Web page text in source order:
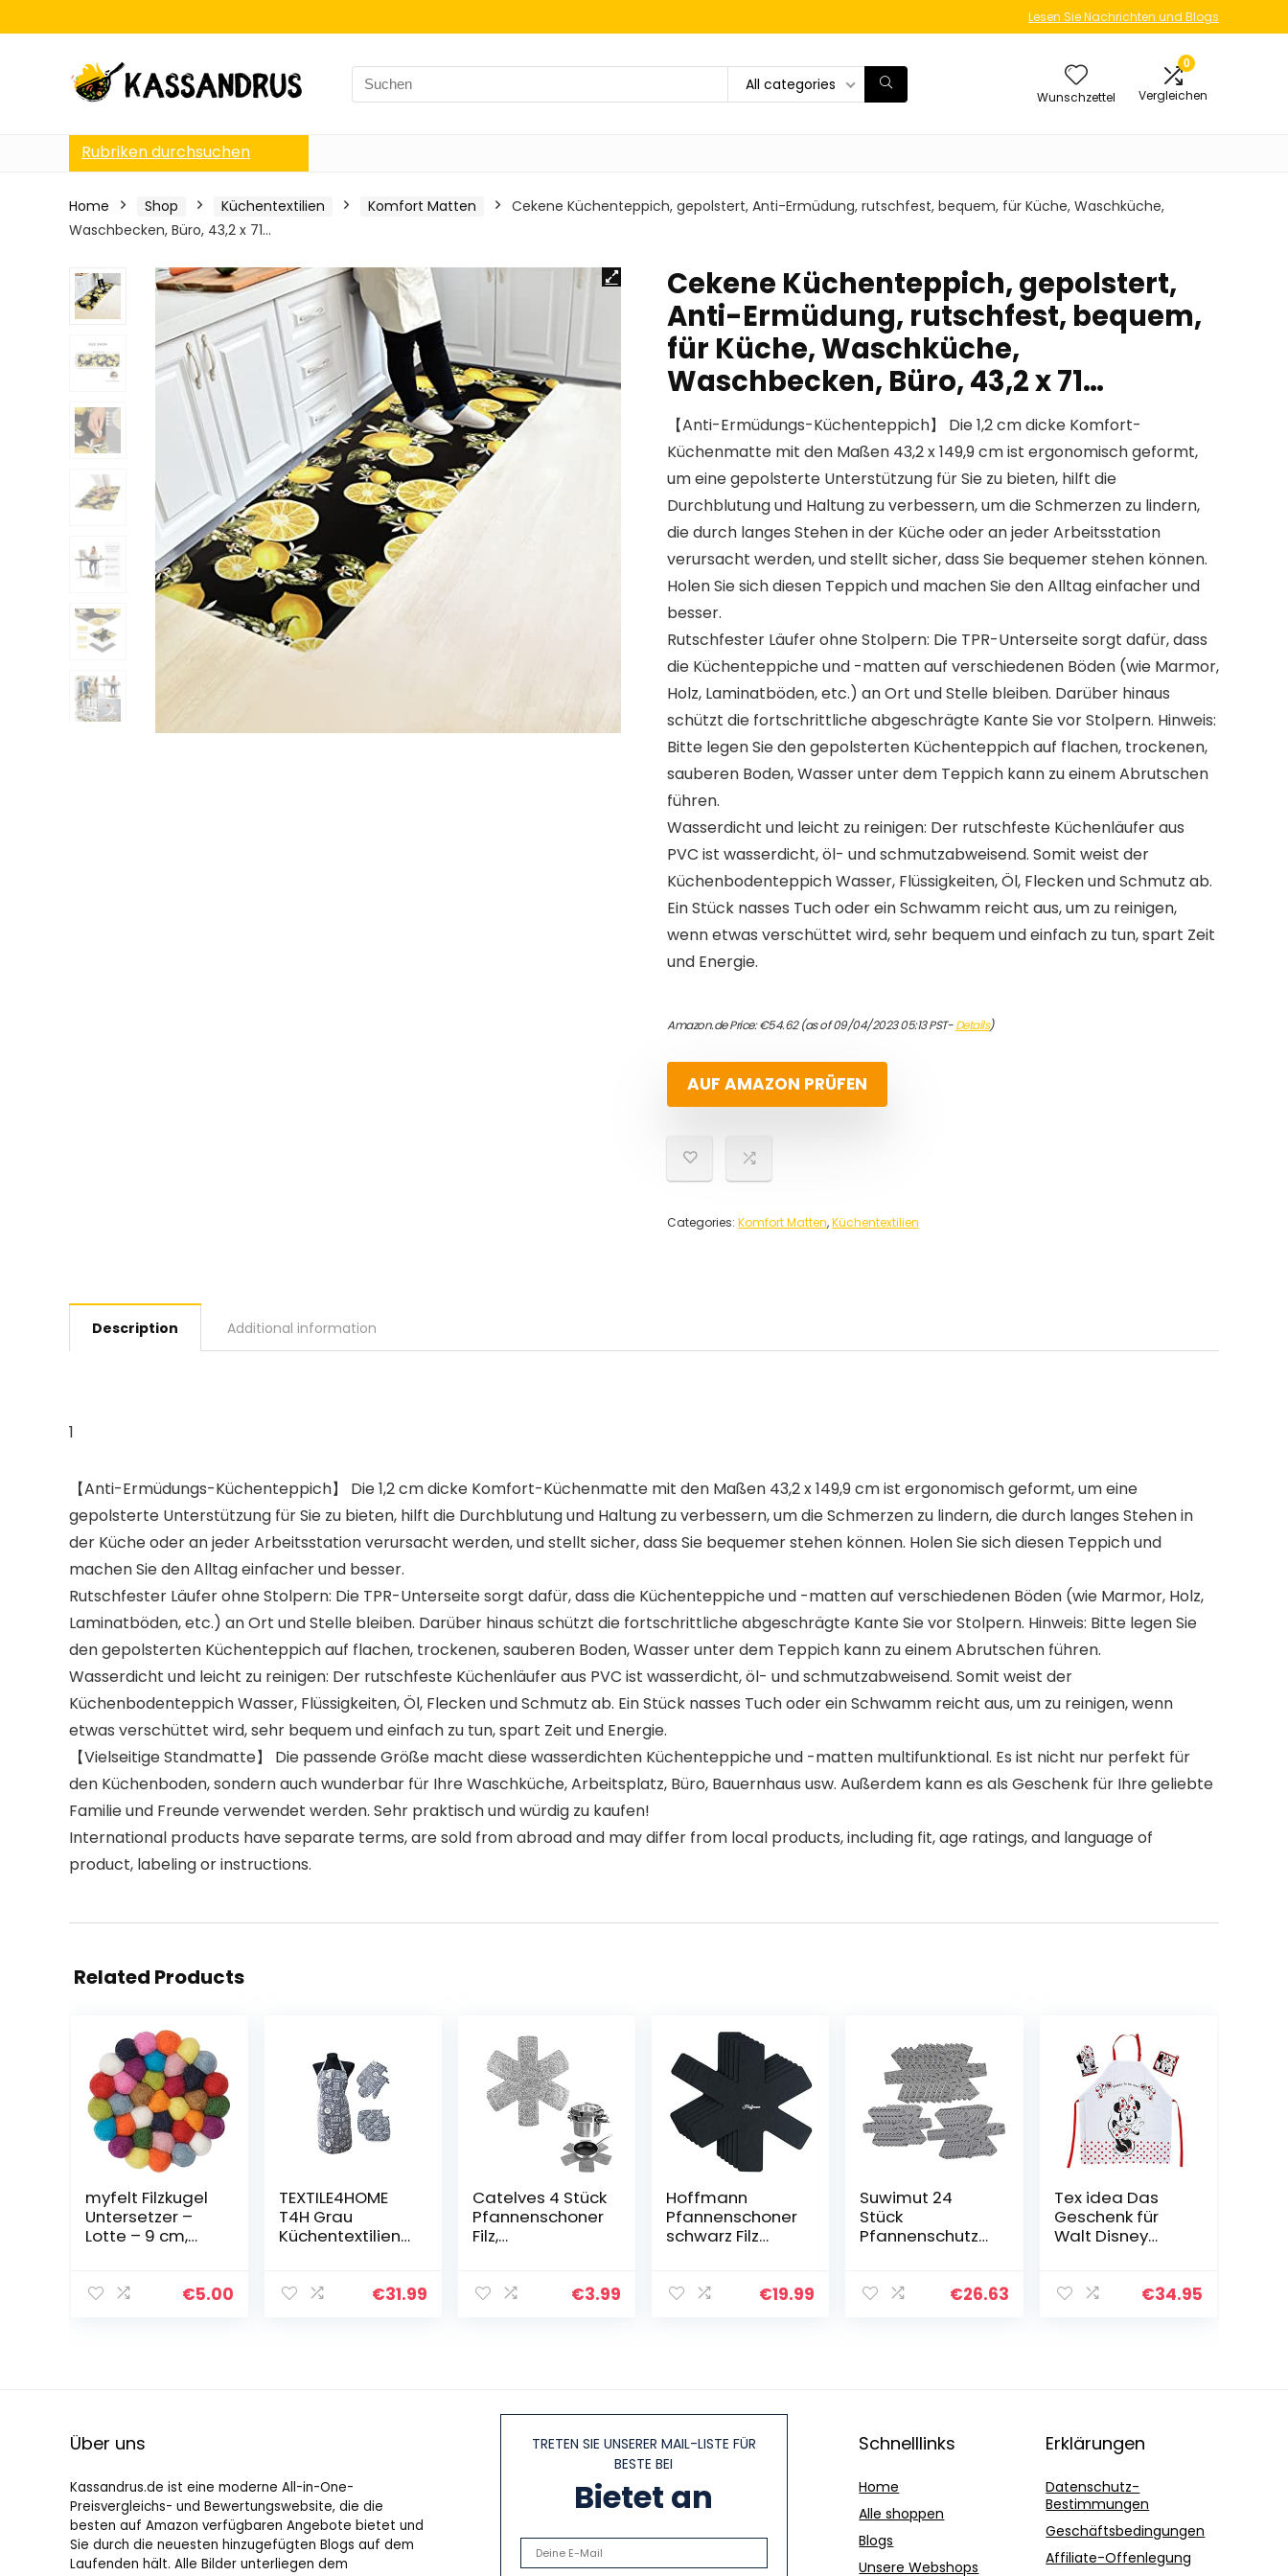
Lesen Sie Nachrichten und Blogs
Search
for:
All categories
Wunschzettel
0
Vergleichen
Rubriken durchsuchen
Home Shop Küchentextilien Komfort Matten
Cekene Küchenteppich, gepolstert, Anti-Ermüdung, rutschfest, bequem, für Küche, Waschküche,
Waschbecken, Büro, 43,2 x 71…
Cekene Küchenteppich, gepolstert,
Anti-Ermüdung, rutschfest, bequem,
für Küche, Waschküche,
Waschbecken, Büro, 43,2 x 71…
【Anti-Ermüdungs-Küchenteppich】 Die 1,2 cm dicke Komfort-
Küchenmatte mit den Maßen 43,2 x 149,9 cm ist ergonomisch geformt,
um eine gepolsterte Unterstützung für Sie zu bieten, hilft die
Durchblutung und Haltung zu verbessern, um die Schmerzen zu lindern,
die durch langes Stehen in der Küche oder an jeder Arbeitsstation
verursacht werden, und stellt sicher, dass Sie bequemer stehen können.
Holen Sie sich diesen Teppich und machen Sie den Alltag einfacher und
besser.
Rutschfester Läufer ohne Stolpern: Die TPR-Unterseite sorgt dafür, dass
die Küchenteppiche und -matten auf verschiedenen Böden (wie Marmor,
Holz, Laminatböden, etc.) an Ort und Stelle bleiben. Darüber hinaus
schützt die fortschrittliche abgeschrägte Kante Sie vor Stolpern. Hinweis:
Bitte legen Sie den gepolsterten Küchenteppich auf flachen, trockenen,
sauberen Boden, Wasser unter dem Teppich kann zu einem Abrutschen
führen.
Wasserdicht und leicht zu reinigen: Der rutschfeste Küchenläufer aus
PVC ist wasserdicht, öl- und schmutzabweisend. Somit weist der
Küchenbodenteppich Wasser, Flüssigkeiten, Öl, Flecken und Schmutz ab.
Ein Stück nasses Tuch oder ein Schwamm reicht aus, um zu reinigen,
wenn etwas verschüttet wird, sehr bequem und einfach zu tun, spart Zeit
und Energie.
Amazon.de Price:€54.62(as of 09/04/2023 05:13 PST-Details)
AUF AMAZON PRÜFEN
Categories: Komfort Matten,Küchentextilien
Description Additional information
1
【Anti-Ermüdungs-Küchenteppich】 Die 1,2 cm dicke Komfort-Küchenmatte mit den Maßen 43,2 x 149,9 cm ist ergonomisch geformt, um eine
gepolsterte Unterstützung für Sie zu bieten, hilft die Durchblutung und Haltung zu verbessern, um die Schmerzen zu lindern, die durch langes Stehen in
der Küche oder an jeder Arbeitsstation verursacht werden, und stellt sicher, dass Sie bequemer stehen können. Holen Sie sich diesen Teppich und
machen Sie den Alltag einfacher und besser.
Rutschfester Läufer ohne Stolpern: Die TPR-Unterseite sorgt dafür, dass die Küchenteppiche und -matten auf verschiedenen Böden (wie Marmor, Holz,
Laminatböden, etc.) an Ort und Stelle bleiben. Darüber hinaus schützt die fortschrittliche abgeschrägte Kante Sie vor Stolpern. Hinweis: Bitte legen Sie
den gepolsterten Küchenteppich auf flachen, trockenen, sauberen Boden, Wasser unter dem Teppich kann zu einem Abrutschen führen.
Wasserdicht und leicht zu reinigen: Der rutschfeste Küchenläufer aus PVC ist wasserdicht, öl- und schmutzabweisend. Somit weist der
Küchenbodenteppich Wasser, Flüssigkeiten, Öl, Flecken und Schmutz ab. Ein Stück nasses Tuch oder ein Schwamm reicht aus, um zu reinigen, wenn
etwas verschüttet wird, sehr bequem und einfach zu tun, spart Zeit und Energie.
【Vielseitige Standmatte】 Die passende Größe macht diese wasserdichten Küchenteppiche und -matten multifunktional. Es ist nicht nur perfekt für
den Küchenboden, sondern auch wunderbar für Ihre Waschküche, Arbeitsplatz, Büro, Bauernhaus usw. Außerdem kann es als Geschenk für Ihre geliebte
Familie und Freunde verwendet werden. Sehr praktisch und würdig zu kaufen!
International products have separate terms, are sold from abroad and may differ from local products, including fit, age ratings, and language of
product, labeling or instructions.
Related Products
myfelt Filzkugel
Untersetzer –
Lotte – 9 cm,
€5.00
TEXTILE4HOME
T4H Grau
Küchentextilien
en, Zwei
€31.99
Catelves 4 Stück
Pfannenschoner
Filz,
Topftrenner, €3.99
Hoffmann
Pfannenschoner
schwarz Filz
Pfannen
€19.99
Suwimut 24
Stück
Pfannenschutz
mit 3 Größe,
€26.63
Tex idea Das
Geschenk für
Walt Disney
Kochschürzense
€34.95
Über uns
Kassandrus.de ist eine moderne All-in-One-
Preisvergleichs- und Bewertungswebsite, die die
besten auf Amazon verfügbaren Angebote bietet und
Sie durch die neuesten hinzugefügten Blogs auf dem
Laufenden hält. Alle Bilder unterliegen dem
TRETEN SIE UNSERER MAIL-LISTE FÜR
BESTE BEI
Bietet an
Schnelllinks
Home
Alle shoppen
Blogs
Unsere Webshops
Erklärungen
Datenschutz-
Bestimmungen
Geschäftsbedingungen
Affiliate-Offenlegung